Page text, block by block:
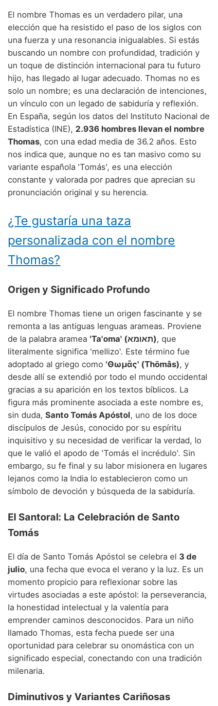
Nombres de niño que empiezan por Q
Nombres de niño que empiezan por R
Nombres de niño que empiezan por S
Nombres de niño que empiezan por T
Nombres de niño que empiezan por U
Nombres de niño que empiezan por V
Nombres de niño que empiezan por W
Nombres de niño que empiezan por X
Nombres de niño que empiezan por Y
Nombres de niño que empiezan por Z
Nombres de Niño Vascos
Nombres de Niño Rumanos
Nombres de Niño Rusos
Nombres de Niño Suecos
El nombre Thomas es un verdadero pilar, una
elección que ha resistido el paso de los siglos con
una fuerza y una resonancia inigualables. Si estás
buscando un nombre con profundidad, tradición y
un toque de distinción internacional para tu futuro
hijo, has llegado al lugar adecuado. Thomas no es
solo un nombre; es una declaración de intenciones,
un vínculo con un legado de sabiduría y reflexión.
En España, según los datos del Instituto Nacional de
Estadística (INE), 2.936 hombres llevan el nombre
Thomas, con una edad media de 36.2 años. Esto
nos indica que, aunque no es tan masivo como su
variante española 'Tomás', es una elección
constante y valorada por padres que aprecian su
pronunciación original y su herencia.
¿Te gustaría una taza
personalizada con el nombre
Thomas?
Origen y Significado Profundo
El nombre Thomas tiene un origen fascinante y se
remonta a las antiguas lenguas arameas. Proviene
de la palabra aramea
'Ta'oma' (תאומא), que
literalmente significa 'mellizo'. Este término fue
adoptado al griego como 'Θωμᾶς' (Thōmâs), y
desde allí se extendió por todo el mundo occidental
gracias a su aparición en los textos bíblicos. La
figura más prominente asociada a este nombre es,
sin duda, Santo Tomás Apóstol, uno de los doce
discípulos de Jesús, conocido por su espíritu
inquisitivo y su necesidad de verificar la verdad, lo
que le valió el apodo de 'Tomás el incrédulo'. Sin
embargo, su fe final y su labor misionera en lugares
lejanos como la India lo establecieron como un
símbolo de devoción y búsqueda de la sabiduría.
El Santoral: La Celebración de Santo
Tomás
El día de Santo Tomás Apóstol se celebra el 3 de
julio, una fecha que evoca el verano y la luz. Es un
momento propicio para reflexionar sobre las
virtudes asociadas a este apóstol: la perseverancia,
la honestidad intelectual y la valentía para
emprender caminos desconocidos. Para un niño
llamado Thomas, esta fecha puede ser una
oportunidad para celebrar su onomástica con un
significado especial, conectando con una tradición
milenaria.
Diminutivos y Variantes Cariñosas